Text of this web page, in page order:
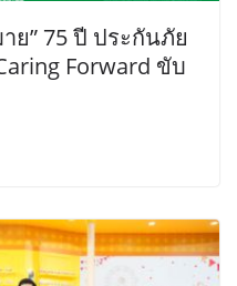
ย” 75 ปี ประกันภัย
Forward ขับ